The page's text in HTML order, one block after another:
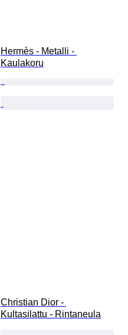
Hermès - Metalli -
Kaulakoru
Christian Dior -
Kultasilattu - Rintaneula